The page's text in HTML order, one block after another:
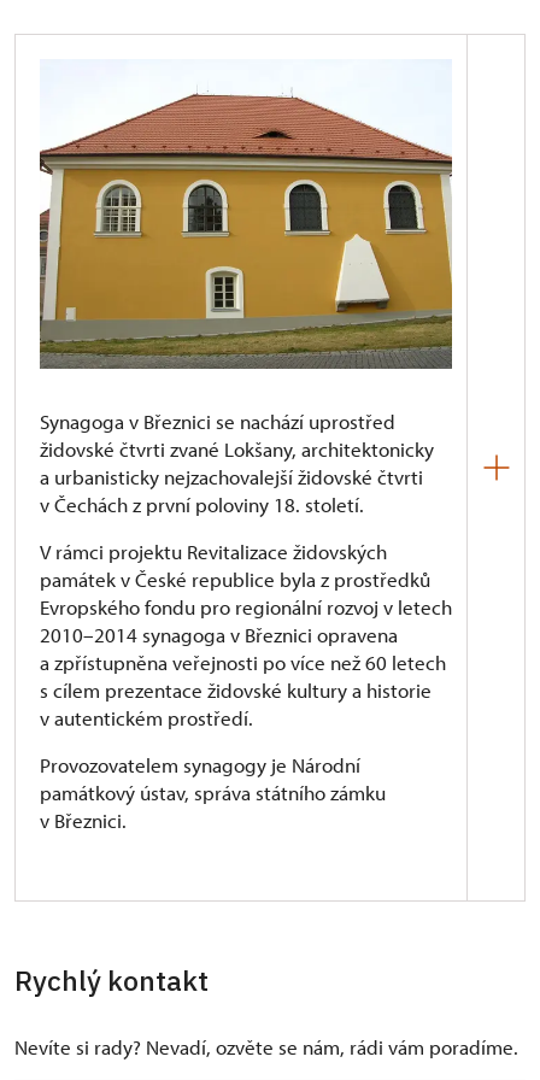
Synagoga v Březnici se nachází uprostřed
židovské čtvrti zvané Lokšany, architektonicky
a urbanisticky nejzachovalejší židovské čtvrti
v Čechách z první poloviny 18. století.
V rámci projektu Revitalizace židovských
památek v České republice byla z prostředků
Evropského fondu pro regionální rozvoj v letech
2010–2014 synagoga v Březnici opravena
a zpřístupněna veřejnosti po více než 60 letech
s cílem prezentace židovské kultury a historie
v autentickém prostředí.
Provozovatelem synagogy je Národní
památkový ústav, správa státního zámku
v Březnici.
1726 v pozdně barokním stavebním slohu, po
klasicistní podoby.
Rychlý kontakt
Nevíte si rady? Nevadí, ozvěte se nám, rádi vám poradíme.